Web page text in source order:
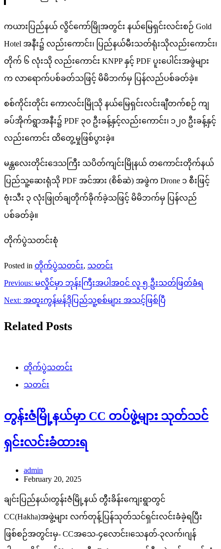
ကယားပြည်နယ် လွိင်ကော်မြိုအတွင်း နယ်မြေရှင်းလင်းစဉ် Gold
Hotel အနီး၌ လည်းကောင်း၊ ပြည်နယ်မီးသတ်ရုံးသိုလည်းကောင်း၊
တိုက် ၆ လုံးသို လည်းကောင်း KNPP နှင့် PDF ပူးပေါင်းအဖွဲများ
က လာရောက်ပစ်ခတ်သဖြင့် မိမိဘက်မှ ပြန်လည်ပစ်ခတ်ခဲ့။
စစ်ကိုင်းတိုင်း ကောလင်းမြိုသို နယ်မြေရှင်းလင်းချီတက်စဉ် ကျ
ခပ်အိုက်ရွာအနီး၌ PDF ၃၀ ဦးခန့်နှင့်လည်းကောင်း၊ ၁၂၀ ဦးခန့်နှင့်
လည်းကောင်း ထိတွေ့မှုဖြစ်ပွားခဲ့။
မန္တလေးတိုင်းဒေသကြီး သပိတ်ကျင်းမြိုနယ် တကောင်းတိုက်နယ်
ပြည်သူ့ဆေးရုံသို PDF အင်အား (စိစ်ဆဲ) အဖွဲက Drone ၁ စီးဖြင့်
ဗုံးသီး ၃ လုံးဖြုတ်ချတိုက်ခိုက်ခဲ့သဖြင့် မိမိဘက်မှ ပြန်လည်
ပစ်ခတ်ခဲ့။
တိုက်ပွဲသတင်းစုံ
Posted in တိုက်ပွဲသတင်း, သတင်း
Post
navigation
Previous: မလှိုင်မှာ ဘုန်းကြီးအပါအဝင် လူ ၅ ဦးသတ်ဖြတ်ခံရ
Next: အထူးကွန်မန်ဒိုပြည်သူ့စစ်များ အသင့်ဖြစ်ပြီ
Related Posts
တိုက်ပွဲသတင်း
သတင်း
တွန်းဇံမြို့နယ်မှာ CC တပ်ဖွဲ့များ သုတ်သင်
ရှင်းလင်းခံထားရ
admin
February 20, 2025
ချင်းပြည်နယ်၊တွန်းဇံမြို့နယ် တွီးခိန်းကျေးရွာတွင်
CC(Hakha)အဖွဲ့များ လက်တုန့်ပြန်သုတ်သင်ရှင်းလင်းခံခဲ့ရပြီး
ဖြစ်စဉ်အတွင်းမှ- CCအသေ-၄လောင်း၊သေနတ်-၃လက်၊ဂျန်